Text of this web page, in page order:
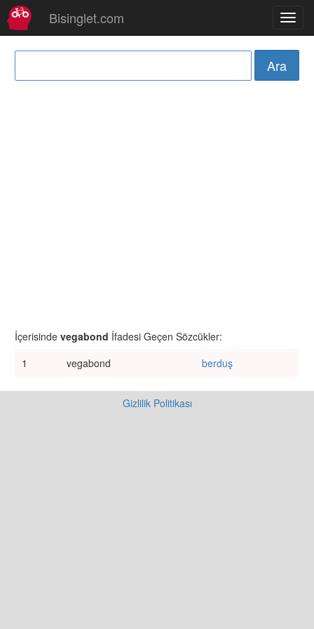
Bisinglet.com
İçerisinde vegabond İfadesi Geçen Sözcükler:
1
vegabond berduş
Gizlilik Politikası